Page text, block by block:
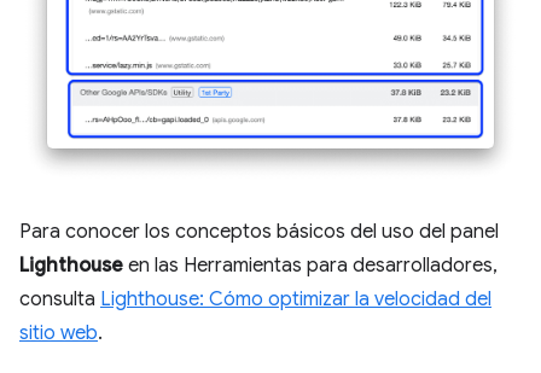
Para conocer los conceptos básicos del uso del panel
Lighthouse en las Herramientas para desarrolladores,
consulta Lighthouse: Cómo optimizar la velocidad del
sitio web.